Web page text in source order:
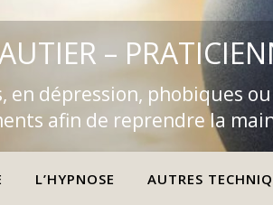
–
en dépression, phobiques
afin de reprendre la
L’HYPNOSE AUTRES